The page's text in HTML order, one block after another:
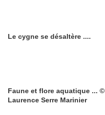
Le cygne se désaltère ....
Faune et flore aquatique ... ©
Laurence Serre Marinier